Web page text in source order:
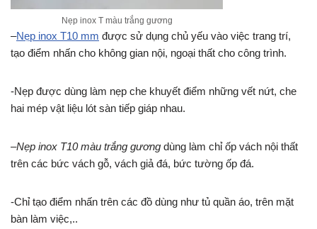
Nẹp inox T màu trắng gương
–Nẹp inox T10 mm được sử dụng chủ yếu vào việc trang trí,
tạo điểm nhấn cho không gian nội, ngoại thất cho công trình.
-Nẹp được dùng làm nẹp che khuyết điểm những vết nứt, che
hai mép vật liệu lót sàn tiếp giáp nhau.
–Nẹp inox T10 màu trắng gương dùng làm chỉ ốp vách nội thất
trên các bức vách gỗ, vách giả đá, bức tường ốp đá.
-Chỉ tạo điểm nhấn trên các đồ dùng như tủ quần áo, trên mặt
bàn làm việc,..